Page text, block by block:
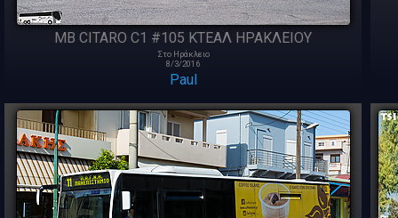
MB CITARO C1 #105 ΚΤΕΑΛ ΗΡΑΚΛΕΙΟΥ
Στο Ηράκλειο
8/3/2016
Paul